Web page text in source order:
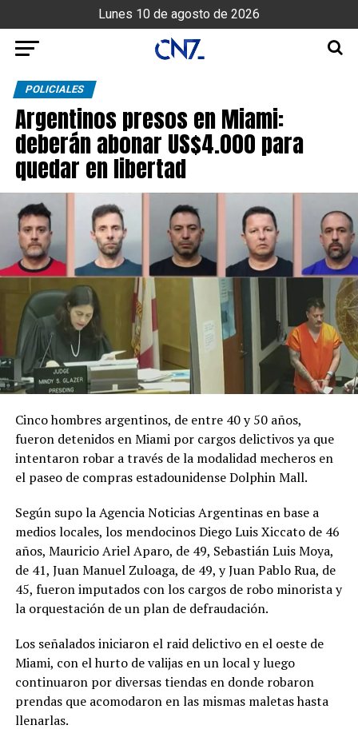
Lunes 10 de agosto de 2026
POLICIALES
Argentinos presos en Miami:
deberán abonar US$4.000 para
quedar en libertad
Cinco hombres argentinos, de entre 40 y 50 años,
fueron detenidos en Miami por cargos delictivos ya que
intentaron robar a través de la modalidad mecheros en
el paseo de compras estadounidense Dolphin Mall.
Según supo la Agencia Noticias Argentinas en base a
medios locales, los mendocinos Diego Luis Xiccato de 46
años, Mauricio Ariel Aparo, de 49, Sebastián Luis Moya,
de 41, Juan Manuel Zuloaga, de 49, y Juan Pablo Rua, de
45, fueron imputados con los cargos de robo minorista y
la orquestación de un plan de defraudación.
Los señalados iniciaron el raid delictivo en el oeste de
Miami, con el hurto de valijas en un local y luego
continuaron por diversas tiendas en donde robaron
prendas que acomodaron en las mismas maletas hasta
llenarlas.